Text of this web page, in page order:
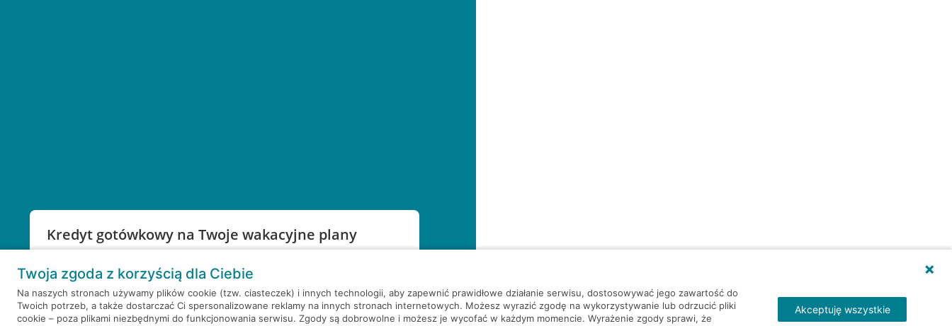
Kredyt gotówkowy na Twoje wakacyjne plany
RRSO: 9,6%
WEŹ KREDYT NOTA PRAWNA
Twoja zgoda z korzyścią dla Ciebie
Na naszych stronach używamy plików cookie (tzw. ciasteczek) i innych technologii, aby zapewnić prawidłowe działanie serwisu, dostosowywać jego zawartość do
Twoich potrzeb, a także dostarczać Ci spersonalizowane reklamy na innych stronach internetowych. Możesz wyrazić zgodę na wykorzystywanie lub odrzucić pliki
cookie – poza plikami niezbędnymi do funkcjonowania serwisu. Zgody są dobrowolne i możesz je wycofać w każdym momencie. Wyrażenie zgody sprawi, że
Akceptuję wszystkie